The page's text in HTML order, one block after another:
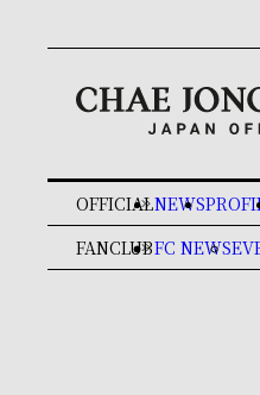
OFFICIAL
keyboard_double_arrow_rightNEWS
FANCLUB
keyboard_double_arrow_rightFC NEWS